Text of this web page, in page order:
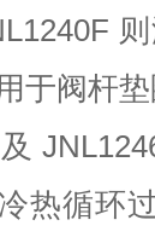
于阀杆
热循环